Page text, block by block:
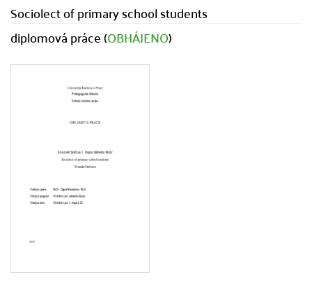
Sociolect of primary school students
diplomová práce (OBHÁJENO)